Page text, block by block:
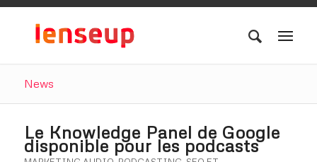
News
Le Knowledge Panel de Google
disponible pour les podcasts